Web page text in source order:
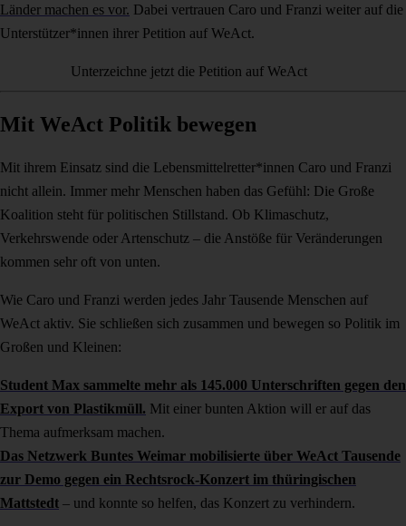
Länder machen es vor. Dabei vertrauen Caro und Franzi weiter auf die
Unterstützer*innen ihrer Petition auf WeAct.
Unterzeichne jetzt die Petition auf WeAct
Mit WeAct Politik bewegen
Mit ihrem Einsatz sind die Lebensmittelretter*innen Caro und Franzi
nicht allein. Immer mehr Menschen haben das Gefühl: Die Große
Koalition steht für politischen Stillstand. Ob Klimaschutz,
Verkehrswende oder Artenschutz – die Anstöße für Veränderungen
kommen sehr oft von unten.
Wie Caro und Franzi werden jedes Jahr Tausende Menschen auf
WeAct aktiv. Sie schließen sich zusammen und bewegen so Politik im
Großen und Kleinen:
Student Max sammelte mehr als 145.000 Unterschriften gegen den
Export von Plastikmüll. Mit einer bunten Aktion will er auf das
Thema aufmerksam machen.
Das Netzwerk Buntes Weimar mobilisierte über WeAct Tausende
zur Demo gegen ein Rechtsrock-Konzert im thüringischen
Mattstedt – und konnte so helfen, das Konzert zu verhindern.